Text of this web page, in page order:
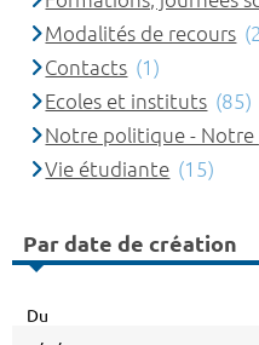
Modalités de recours
Contacts (1)
Ecoles et instituts (85)
Notre politique -
Vie étudiante (15)
Par date de création
Du